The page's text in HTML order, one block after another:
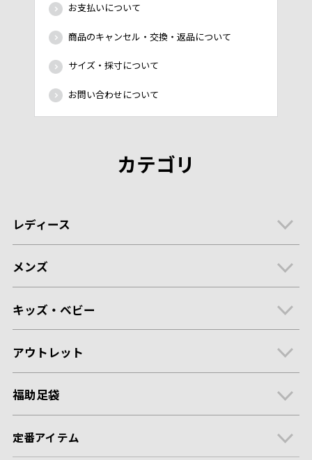
お支払いについて
商品のキャンセル・交換・返品について
サイズ・採寸について
お問い合わせについて
カテゴリ
レディース
メンズ
キッズ・ベビー
アウトレット
福助足袋
定番アイテム